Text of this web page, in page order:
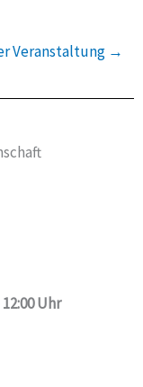
Veranstaltung →
Uhr